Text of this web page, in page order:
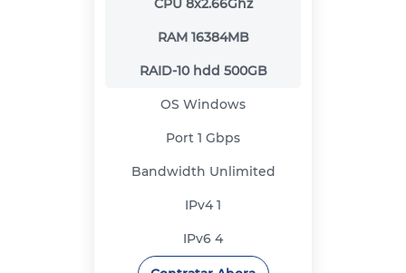
CPU 8x2.66Ghz
RAM 16384MB
RAID-10 hdd 500GB
OS Windows
Port 1 Gbps
Bandwidth Unlimited
IPv41
IPv6 4